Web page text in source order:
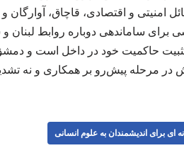
امنیتی و اقتصادی، قاچاق،
برای ساماندهی دوباره روابط لبنان
حاکمیت خود در داخل است و
مرحله پیش‌رو بر همکاری و نه تشدید
ای برای اندیشمندان به علوم انسانی